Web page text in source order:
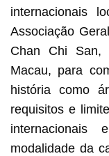
internacionais
Associação
Chan Chi San,
Macau, para
história como
requisitos e
modalidade da